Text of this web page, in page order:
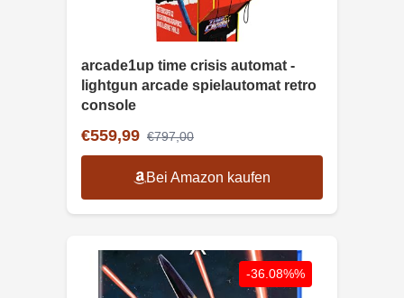
arcade1up time crisis automat -
lightgun arcade spielautomat retro
console
€559,99 €797,00
Bei Amazon kaufen
-36.08%%